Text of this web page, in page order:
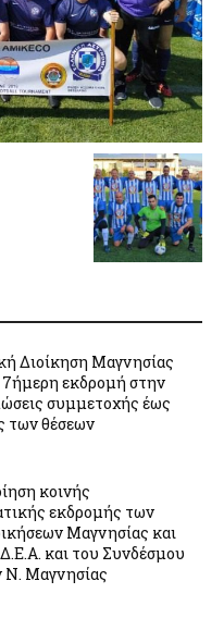
Διοίκηση Μαγνησίας
7ήμερη εκδρομή στην
συμμετοχής έως
των θέσεων
κοινής
εκδρομής των
Μαγνησίας και
και του Συνδέσμου
Ν. Μαγνησίας